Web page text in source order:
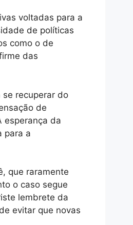
voltadas para a
de políticas
como o de
das
recuperar do
de
esperança da
para a
que raramente
o caso segue
lembrete da
evitar que novas